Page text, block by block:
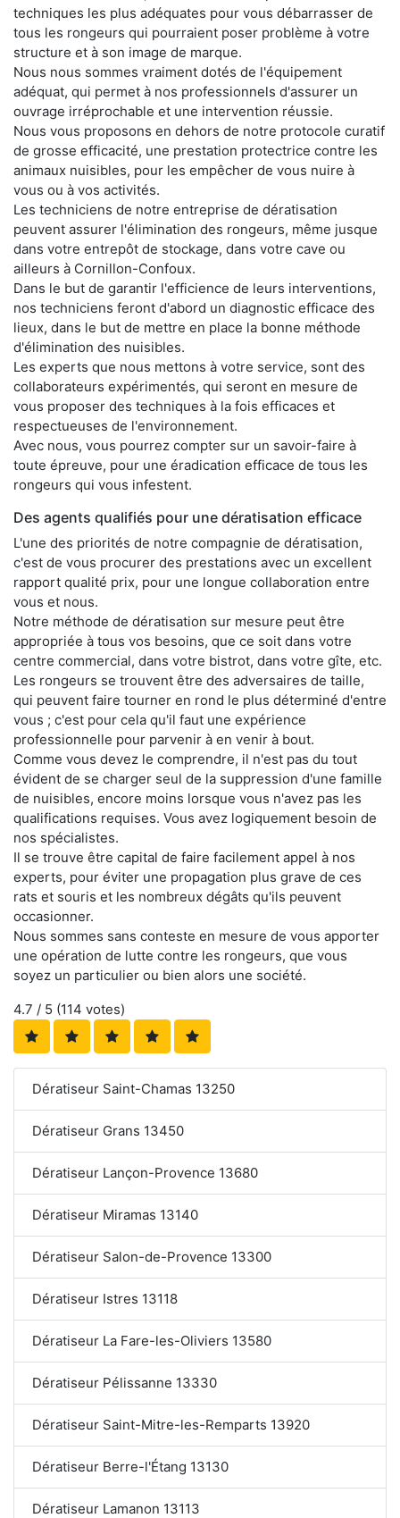
techniques les plus adéquates pour vous débarrasser de
tous les rongeurs qui pourraient poser problème à votre
structure et à son image de marque.
Nous nous sommes vraiment dotés de l'équipement
adéquat, qui permet à nos professionnels d'assurer un
ouvrage irréprochable et une intervention réussie.
Nous vous proposons en dehors de notre protocole curatif
de grosse efficacité, une prestation protectrice contre les
animaux nuisibles, pour les empêcher de vous nuire à
vous ou à vos activités.
Les techniciens de notre entreprise de dératisation
peuvent assurer l'élimination des rongeurs, même jusque
dans votre entrepôt de stockage, dans votre cave ou
ailleurs à Cornillon-Confoux.
Dans le but de garantir l'efficience de leurs interventions,
nos techniciens feront d'abord un diagnostic efficace des
lieux, dans le but de mettre en place la bonne méthode
d'élimination des nuisibles.
Les experts que nous mettons à votre service, sont des
collaborateurs expérimentés, qui seront en mesure de
vous proposer des techniques à la fois efficaces et
respectueuses de l'environnement.
Avec nous, vous pourrez compter sur un savoir-faire à
toute épreuve, pour une éradication efficace de tous les
rongeurs qui vous infestent.
Des agents qualifiés pour une dératisation efficace
L'une des priorités de notre compagnie de dératisation,
c'est de vous procurer des prestations avec un excellent
rapport qualité prix, pour une longue collaboration entre
vous et nous.
Notre méthode de dératisation sur mesure peut être
appropriée à tous vos besoins, que ce soit dans votre
centre commercial, dans votre bistrot, dans votre gîte, etc.
Les rongeurs se trouvent être des adversaires de taille,
qui peuvent faire tourner en rond le plus déterminé d'entre
vous ; c'est pour cela qu'il faut une expérience
professionnelle pour parvenir à en venir à bout.
Comme vous devez le comprendre, il n'est pas du tout
évident de se charger seul de la suppression d'une famille
de nuisibles, encore moins lorsque vous n'avez pas les
qualifications requises. Vous avez logiquement besoin de
nos spécialistes.
Il se trouve être capital de faire facilement appel à nos
experts, pour éviter une propagation plus grave de ces
rats et souris et les nombreux dégâts qu'ils peuvent
occasionner.
Nous sommes sans conteste en mesure de vous apporter
une opération de lutte contre les rongeurs, que vous
soyez un particulier ou bien alors une société.
4.7 / 5 (114 votes)
Dératiseur Saint-Chamas 13250
Dératiseur Grans 13450
Dératiseur Lançon-Provence 13680
Dératiseur Miramas 13140
Dératiseur Salon-de-Provence 13300
Dératiseur Istres 13118
Dératiseur La Fare-les-Oliviers 13580
Dératiseur Pélissanne 13330
Dératiseur Saint-Mitre-les-Remparts 13920
Dératiseur Berre-l'Étang 13130
Dératiseur Lamanon 13113